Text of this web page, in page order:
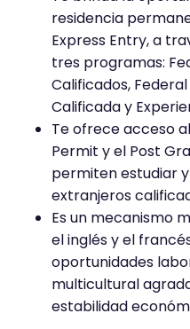
residencia
Express Entry, a
tres programas:
Calificados,
Calificada y
Te ofrece acceso
Permit y el Post
permiten estudiar
extranjeros
Es un mecanismo
el inglés y el
oportunidades
multicultural
estabilidad